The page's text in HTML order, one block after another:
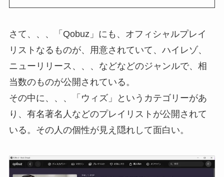
さて、、、「Qobuz」にも、オフィシャルプレイ
リストなるものが、用意されていて、ハイレゾ、
ニューリリース、、、などなどのジャンルで、相
当数のものが公開されている。
その中に、、、「ウィズ」というカテゴリーがあ
り、有名著名人などのプレイリストが公開されて
いる。その人の個性が見え隠れして面白い。